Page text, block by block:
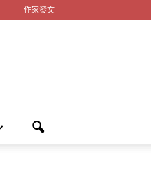
作家發文